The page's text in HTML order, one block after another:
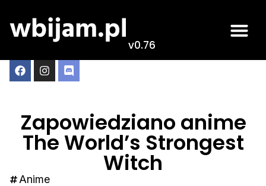
v0.76
Zapowiedziano anime
The World’s Strongest
Witch
Anime